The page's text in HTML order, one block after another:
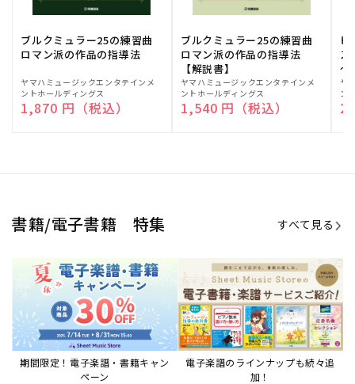
ブルクミュラー25の練習曲
ロマン派の作品の指導法
販
売
元:
ヤマハミュージックエンタテインメ
ントホールディングス
通常価格
1,870 円（税込）
ブルクミュラー25の練習曲
ロマン派の作品の指導法
【解説書】
販
売
元:
ヤマハミュージックエンタテインメ
ントホールディングス
通常価格
1,540 円（税込）
ピ
ス
～
販
売
元:
ヤ
ン
書籍/電子書籍 特集 すべて見る
期間限定！電子楽譜・書籍キャン
ペーン
電子楽譜のラインナップも続々追
加！